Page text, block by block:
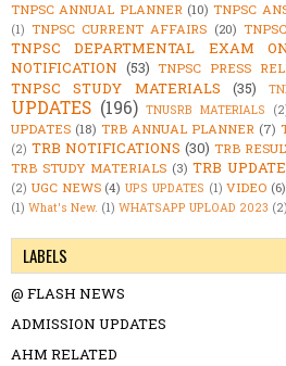
TNPSC ANNUAL PLANNER (10) TNPSC
(1) TNPSC CURRENT AFFAIRS (20)
TNPSC DEPARTMENTAL EXAM
NOTIFICATION (53) TNPSC PRESS
TNPSC STUDY MATERIALS (35)
UPDATES (196) TNUSRB MATERIALS
UPDATES (18) TRB ANNUAL PLANNER (7)
(2) TRB NOTIFICATIONS (30) TRB
TRB STUDY MATERIALS (3) TRB
(2) UGC NEWS (4) UPS UPDATES (1) VIDEO (6)
(1) What's New. (1) WHATSAPP UPLOAD 2023 (2)
LABELS
@ FLASH NEWS
ADMISSION UPDATES
AHM RELATED